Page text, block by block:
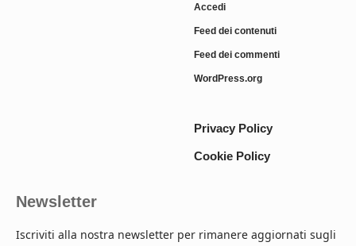
Accedi
Feed dei contenuti
Feed dei commenti
WordPress.org
Privacy Policy
Cookie Policy
Newsletter
Iscriviti alla nostra newsletter per rimanere aggiornati sugli